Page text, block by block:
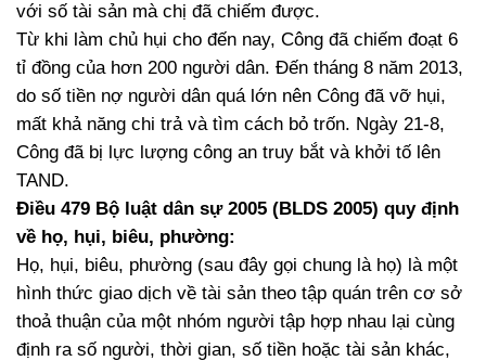
với số tài sản mà chị đã chiếm được.
Từ khi làm chủ hụi cho đến nay, Công đã chiếm đoạt 6
tỉ đồng của hơn 200 người dân. Đến tháng 8 năm 2013,
do số tiền nợ người dân quá lớn nên Công đã vỡ hụi,
mất khả năng chi trả và tìm cách bỏ trốn. Ngày 21-8,
Công đã bị lực lượng công an truy bắt và khởi tố lên
TAND.
Điều 479 Bộ luật dân sự 2005 (BLDS 2005) quy định
về họ, hụi, biêu, phường:
Họ, hụi, biêu, phường (sau đây gọi chung là họ) là một
hình thức giao dịch về tài sản theo tập quán trên cơ sở
thoả thuận của một nhóm người tập hợp nhau lại cùng
định ra số người, thời gian, số tiền hoặc tài sản khác,